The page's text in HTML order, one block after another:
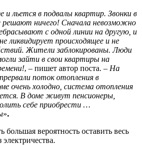
и льется в подвалы квартир. Звонки в
ничего! Сначала невозможно
с одной линии на другую, и
ликвидирует происходящее и не
Жители заблокированы. Люди
зайти в свои квартиры на
, – пишет автор поста. – На
поток отопления в
очень холодно, система отопления
В доме живут пенсионеры,
себе приобрести …
».
большая вероятность оставить весь